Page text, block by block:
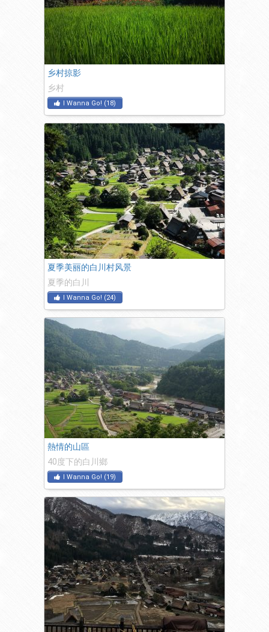
乡村掠影
乡村
I Wanna Go! (18)
夏季美丽的白川村风景
夏季的白川
I Wanna Go! (24)
熱情的山區
40度下的白川鄉
I Wanna Go! (19)